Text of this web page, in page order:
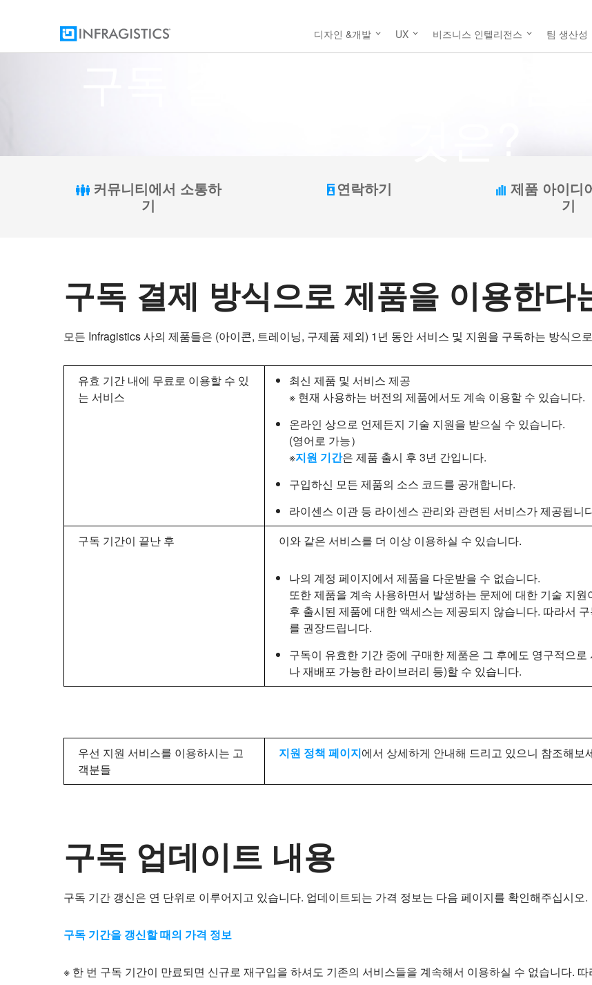
디자인 &개발 UX 비즈니스 인텔리전스 팀 생산성
커뮤니티에서 소통하
기
연락하기
제품 아이디
기
구독 결제 방식으로 제품을 이용한다
모든 Infragistics 사의 제품들은 (아이콘, 트레이닝, 구제품 제외) 1년 동안 서비스 및 지원을 구독하는 방식으
유효 기간 내에 무료로 이용할 수 있
는 서비스
최신 제품 및 서비스 제공
※ 현재 사용하는 버전의 제품에서도 계속 이용할 수 있습니다.
온라인 상으로 언제든지 기술 지원을 받으실 수 있습니다.
(영어로 가능）
※지원 기간은 제품 출시 후 3년 간입니다.
구입하신 모든 제품의 소스 코드를 공개합니다.
라이센스 이관 등 라이센스 관리와 관련된 서비스가 제공됩니
구독 기간이 끝난 후
이와 같은 서비스를 더 이상 이용하실 수 있습니다.
나의 계정 페이지에서 제품을 다운받을 수 없습니다.
또한 제품을 계속 사용하면서 발생하는 문제에 대한 기술 지원
후 출시된 제품에 대한 액세스는 제공되지 않습니다. 따라서
를 권장드립니다.
구독이 유효한 기간 중에 구매한 제품은 그 후에도 영구적으로
나 재배포 가능한 라이브러리 등)할 수 있습니다.
우선 지원 서비스를 이용하시는 고
객분들
지원 정책 페이지에서 상세하게 안내해 드리고 있으니 참조해보
구독 업데이트 내용
구독 기간 갱신은 연 단위로 이루어지고 있습니다. 업데이트되는 가격 정보는 다음 페이지를 확인해주십시오.
구독 기간을 갱신할 때의 가격 정보
※ 한 번 구독 기간이 만료되면 신규로 재구입을 하셔도 기존의 서비스들을 계속해서 이용하실 수 없습니다.